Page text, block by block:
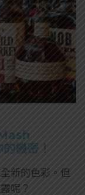
機密！
新的色彩。但
呢？